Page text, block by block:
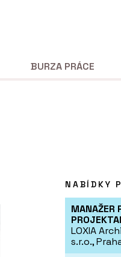
BURZA PRÁCE
NABÍDKY
MANAŽER
LOXIA
s.r.o.,